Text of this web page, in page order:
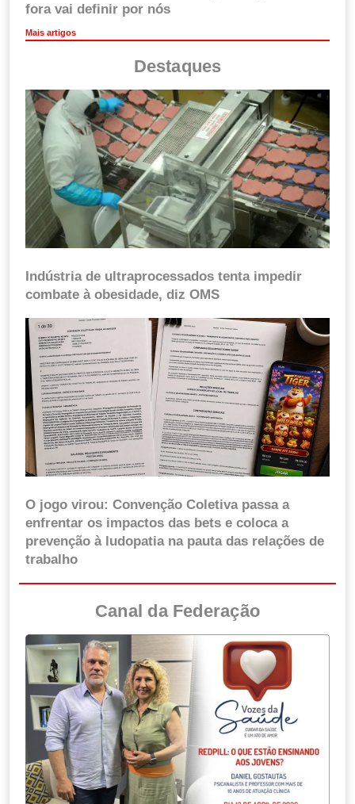
fora vai definir por nós
Mais artigos
Destaques
Indústria de ultraprocessados tenta impedir
combate à obesidade, diz OMS
O jogo virou: Convenção Coletiva passa a
enfrentar os impactos das bets e coloca a
prevenção à ludopatia na pauta das relações de
trabalho
Canal da Federação